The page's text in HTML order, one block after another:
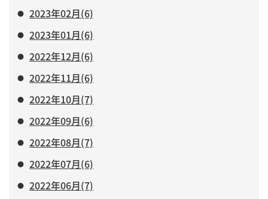
2023年02月(6)
2023年01月(6)
2022年12月(6)
2022年11月(6)
2022年10月(7)
2022年09月(6)
2022年08月(7)
2022年07月(6)
2022年06月(7)